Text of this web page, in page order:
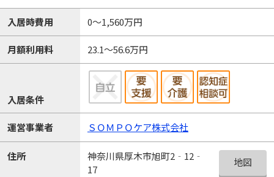
入居時費用 0～1,560万円
月額利用料 23.1～56.6万円
入居条件
運営事業者 ＳＯＭＰＯケア株式会社
住所
神奈川県厚木市旭町2‐12‐
17
地図